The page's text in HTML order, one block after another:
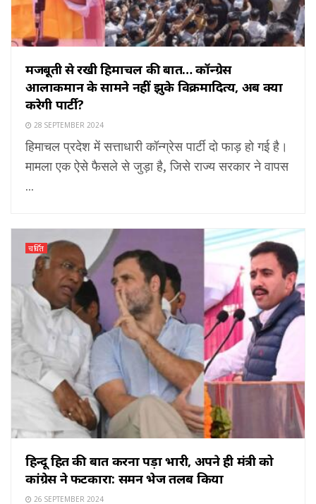
मजबूती से रखी हिमाचल की बात… कॉन्ग्रेस
आलाकमान के सामने नहीं झुके विक्रमादित्य, अब क्या
करेगी पार्टी?
28 SEPTEMBER 2024
हिमाचल प्रदेश में सत्ताधारी कॉन्ग्रेस पार्टी दो फाड़ हो गई है।
मामला एक ऐसे फैसले से जुड़ा है, जिसे राज्य सरकार ने वापस
...
चर्चित
हिन्दू हित की बात करना पड़ा भारी, अपने ही मंत्री को
कांग्रेस ने फटकारा: समन भेज तलब किया
26 SEPTEMBER 2024